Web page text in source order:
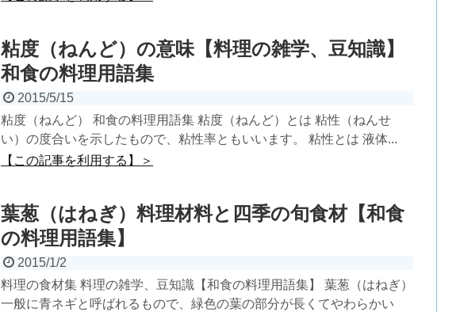
粘度（ねんど）の意味【料理の雑学、豆知識】
和食の料理用語集
2015/5/15
粘度（ねんど） 和食の料理用語集 粘度（ねんど）とは 粘性（ねんせ
い）の度合いを示したもので、粘性率ともいいます。 粘性とは 液体...
【この記事を利用する】＞
葉葱（はねぎ）料理材料と四季の旬食材【和食
の料理用語集】
2015/1/2
料理の食材集 料理の雑学、豆知識【和食の料理用語集】 葉葱（はねぎ）
一般に青ネギと呼ばれるもので、緑色の葉の部分が長くてやわらかい